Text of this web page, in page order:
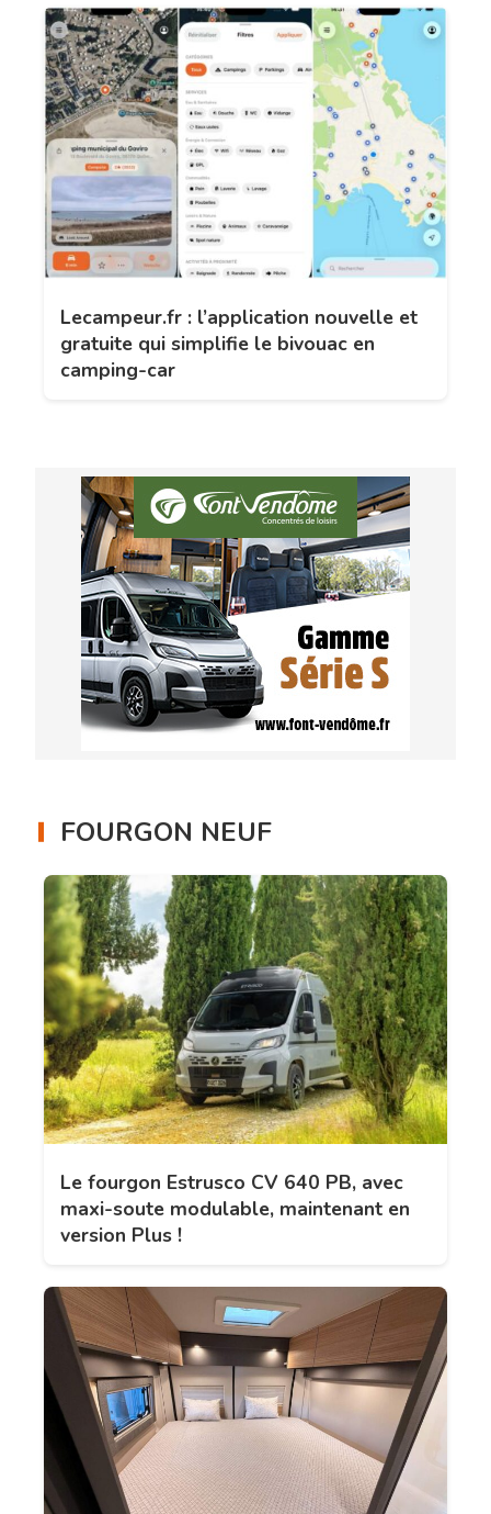
Lecampeur.fr : l’application nouvelle et
gratuite qui simplifie le bivouac en
camping-car
FOURGON NEUF
Le fourgon Estrusco CV 640 PB, avec
maxi-soute modulable, maintenant en
version Plus !